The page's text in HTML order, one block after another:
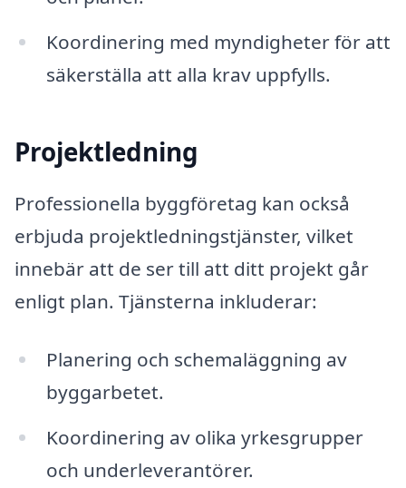
Koordinering med myndigheter för att
säkerställa att alla krav uppfylls.
Projektledning
Professionella byggföretag kan också
erbjuda projektledningstjänster, vilket
innebär att de ser till att ditt projekt går
enligt plan. Tjänsterna inkluderar:
Planering och schemaläggning av
byggarbetet.
Koordinering av olika yrkesgrupper
och underleverantörer.